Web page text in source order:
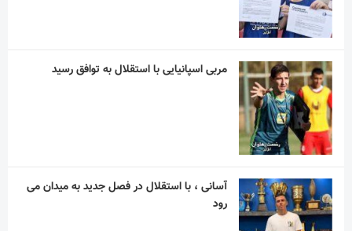
مربی اسپانیایی با استقلال به توافق رسید
آسانی ، با استقلال در فصل جدید به میدان می
رود